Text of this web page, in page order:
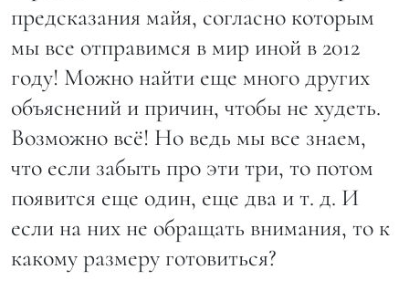
предсказания майя, согласно которым
мы все отправимся в мир иной в 2012
году! Можно найти еще много других
объяснений и причин, чтобы не худеть.
Возможно всё! Но ведь мы все знаем,
что если забыть про эти три, то потом
появится еще один, еще два и т. д. И
если на них не обращать внимания, то к
какому размеру готовиться?